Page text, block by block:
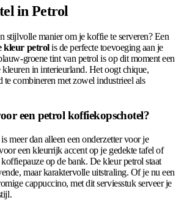
in Petrol
stijlvolle manier om je koffie te serveren? Een
kleur petrolis de perfecte toevoeging aan je
groene tint van petrol is op dit moment een
kleuren in interieurland. Het oogt chique,
te combineren met zowel industrieel als
een petrol koffiekopschotel?
meer dan alleen een onderzetter voor je
een kleurrijk accent op je gedekte tafel of
op de bank. De kleur petrol staat
maar karaktervolle uitstraling. Of je nu een
cappuccino, met dit serviesstuk serveer je